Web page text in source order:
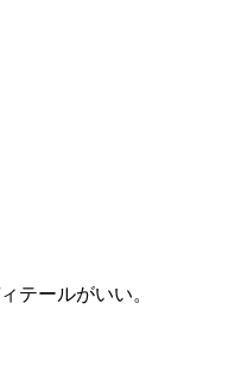
テールがいい。